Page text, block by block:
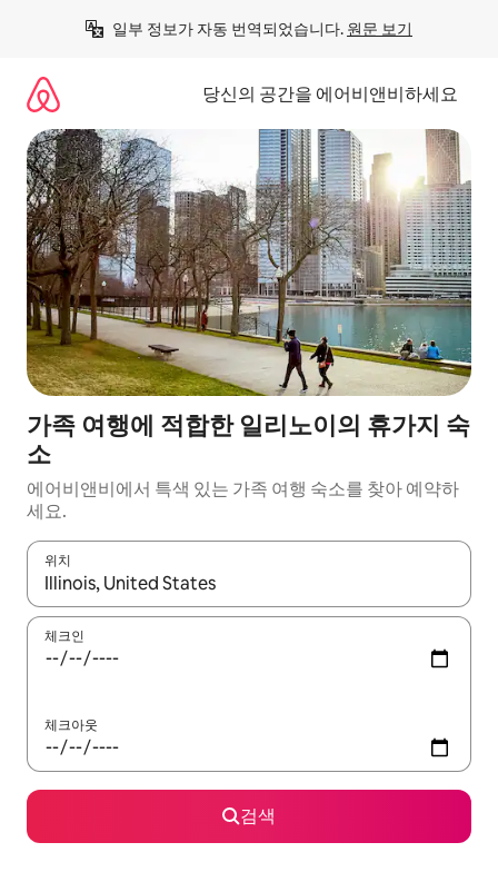
일부 정보가 자동 번역되었습니다. 원문 보기
당신의 공간을 에어비앤비하세요
가족 여행에 적합한 일리노이의 휴가지 숙
소
에어비앤비에서 특색 있는 가족 여행 숙소를 찾아 예약하
세요.
위치
결과가 나오면 위·아래 화살표 키를 사용하거나 터치 또는 스와이
체크인
체크아웃
검색